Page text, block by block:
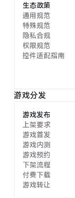
生态政策
通用规范
特殊规范
隐私合规
权限规范
控件适配指南
游戏分发
游戏发布
上架要求
游戏首发
游戏内测
游戏预约
下架流程
付费下载
游戏转让